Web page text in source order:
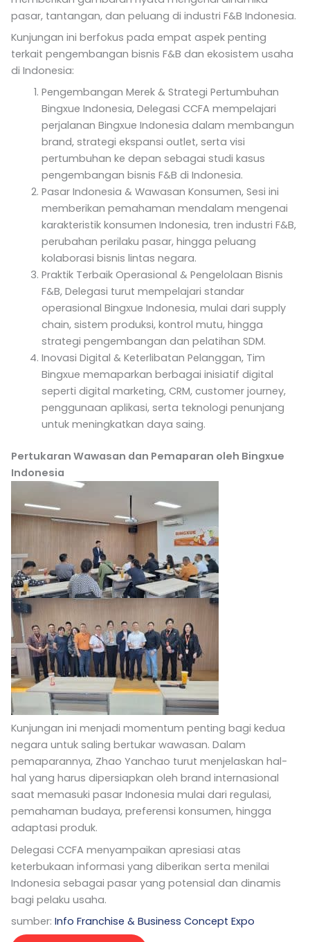
pasar, tantangan, dan peluang di industri F&B Indonesia.
Kunjungan ini berfokus pada empat aspek penting
terkait pengembangan bisnis F&B dan ekosistem usaha
di Indonesia:
Pengembangan Merek & Strategi Pertumbuhan
Bingxue Indonesia, Delegasi CCFA mempelajari
perjalanan Bingxue Indonesia dalam membangun
brand, strategi ekspansi outlet, serta visi
pertumbuhan ke depan sebagai studi kasus
pengembangan bisnis F&B di Indonesia.
Pasar Indonesia & Wawasan Konsumen, Sesi ini
memberikan pemahaman mendalam mengenai
karakteristik konsumen Indonesia, tren industri F&B,
perubahan perilaku pasar, hingga peluang
kolaborasi bisnis lintas negara.
Praktik Terbaik Operasional & Pengelolaan Bisnis
F&B, Delegasi turut mempelajari standar
operasional Bingxue Indonesia, mulai dari supply
chain, sistem produksi, kontrol mutu, hingga
strategi pengembangan dan pelatihan SDM.
Inovasi Digital & Keterlibatan Pelanggan, Tim
Bingxue memaparkan berbagai inisiatif digital
seperti digital marketing, CRM, customer journey,
penggunaan aplikasi, serta teknologi penunjang
untuk meningkatkan daya saing.
Pertukaran Wawasan dan Pemaparan oleh Bingxue
Indonesia
Kunjungan ini menjadi momentum penting bagi kedua
negara untuk saling bertukar wawasan. Dalam
pemaparannya, Zhao Yanchao turut menjelaskan hal-
hal yang harus dipersiapkan oleh brand internasional
saat memasuki pasar Indonesia mulai dari regulasi,
pemahaman budaya, preferensi konsumen, hingga
adaptasi produk.
Delegasi CCFA menyampaikan apresiasi atas
keterbukaan informasi yang diberikan serta menilai
Indonesia sebagai pasar yang potensial dan dinamis
bagi pelaku usaha.
sumber: Info Franchise & Business Concept Expo